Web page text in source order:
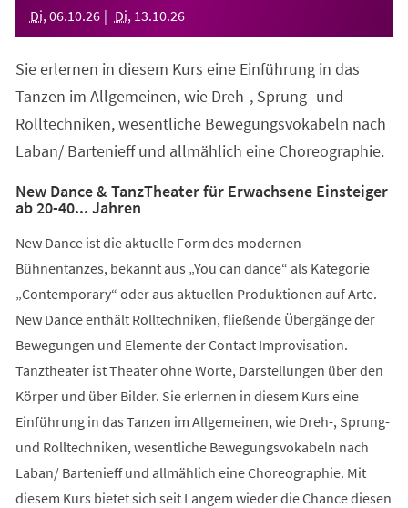
Di, 06.10.26 Di, 13.10.26
Sie erlernen in diesem Kurs eine Einführung in das
Tanzen im Allgemeinen, wie Dreh-, Sprung- und
Rolltechniken, wesentliche Bewegungsvokabeln nach
Laban/ Bartenieff und allmählich eine Choreographie.
New Dance & TanzTheater für Erwachsene Einsteiger
ab 20-40... Jahren
New Dance ist die aktuelle Form des modernen
Bühnentanzes, bekannt aus „You can dance“ als Kategorie
„Contemporary“ oder aus aktuellen Produktionen auf Arte.
New Dance enthält Rolltechniken, fließende Übergänge der
Bewegungen und Elemente der Contact Improvisation.
Tanztheater ist Theater ohne Worte, Darstellungen über den
Körper und über Bilder. Sie erlernen in diesem Kurs eine
Einführung in das Tanzen im Allgemeinen, wie Dreh-, Sprung-
und Rolltechniken, wesentliche Bewegungsvokabeln nach
Laban/ Bartenieff und allmählich eine Choreographie. Mit
diesem Kurs bietet sich seit Langem wieder die Chance diesen